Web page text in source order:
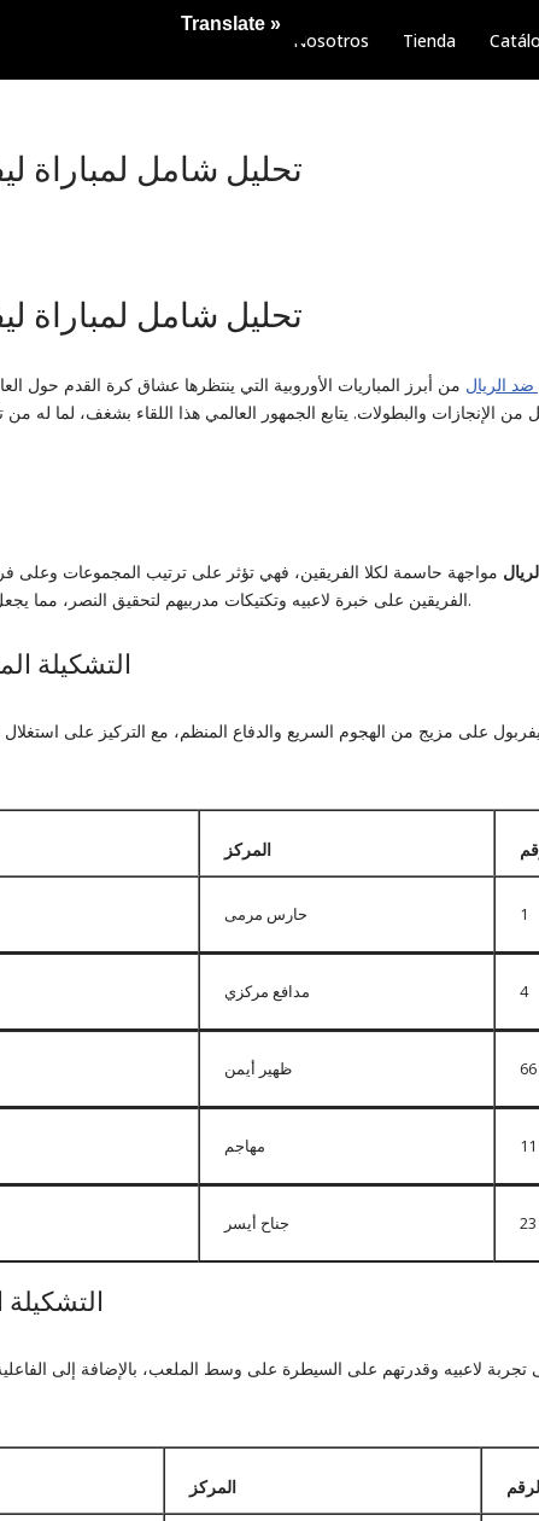
Nosotros Tienda
تحليل شامل لمباراة
تحليل شامل لمباراة
ضد الريال من أبرز المباريات الأوروبية التي ينتظرها عشاق كرة القدم حول
الإنجازات والبطولات. يتابع الجمهور العالمي هذا اللقاء بشغف، لما له
مواجهة حاسمة لكلا الفريقين، فهي تؤثر على ترتيب المجموعات وعلى
الفريقين على خبرة لاعبيه وتكتيكات مدربيهم لتحقيق النصر، مما يجعل المباراة مليئة بالإثارة والتشويق.
التشكيلة
على مزيج من الهجوم السريع والدفاع المنظم، مع التركيز على استغلال
المركز
حارس مرمى 1
مدافع مركزي 4
ظهير أيمن 66
مهاجم 11
جناح أيسر 23
تجربة لاعبيه وقدرتهم على السيطرة على وسط الملعب، بالإضافة إلى
المركز
Translate »